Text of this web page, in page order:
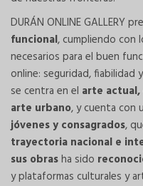
DURÁN ONLINE GALLERY
funcional, cumpliendo con
necesarios para el buen
online: seguridad, fiabilidad
se centra en el arte
arte urbano, y cuenta con
jóvenes y consagrados,
trayectoria nacional e
sus obrasha sido
y plataformas culturales y